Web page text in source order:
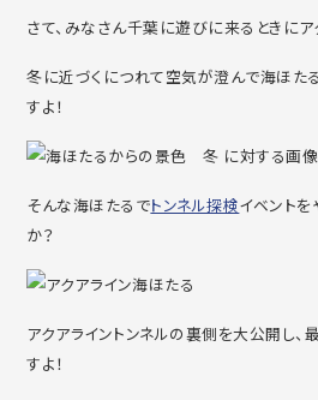
さて、みなさん千葉に遊びに来るときにア
冬に近づくにつれて空気が澄んで海ほた
すよ！
そんな海ほたるでトンネル探検イベントを
か？
アクアライントンネルの裏側を大公開し、
すよ！